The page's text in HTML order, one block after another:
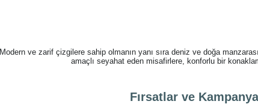
Modern ve zarif çizgilere sahip olmanın yanı sıra deniz ve doğa
amaçlı seyahat eden misafirlere, konforlu bir
Fırsatlar ve